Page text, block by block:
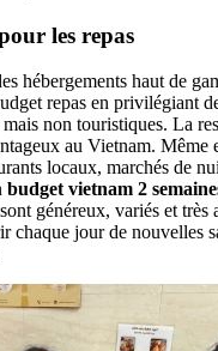
les repas
hébergements haut de
repas en privilégiant
non touristiques. La
au Vietnam. Même
locaux, marchés de
budget vietnam 2
généreux, variés et très
chaque jour de nouvelles